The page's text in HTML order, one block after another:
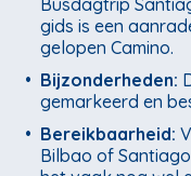
Busdagtrip
gids is een
gelopen Camino.
• Bijzonderheden:
gemarkeerd en
• Bereikbaarheid:
Bilbao of